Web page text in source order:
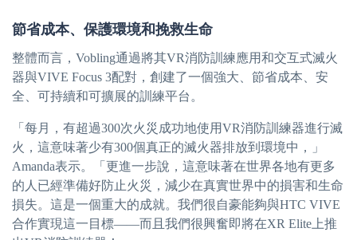
節省成本、保護環境和挽救生命
整體而言，Vobling通過將其VR消防訓練應用和交互式滅火
器與VIVE Focus 3配對，創建了一個強大、節省成本、安
全、可持續和可擴展的訓練平台。
「每月，有超過300次火災成功地使用VR消防訓練器進行滅
火，這意味著少有300個真正的滅火器排放到環境中，」
Amanda表示。「更進一步說，這意味著在世界各地有更多
的人已經準備好防止火災，減少在真實世界中的損害和生命
損失。這是一個重大的成就。我們很自豪能夠與HTC VIVE
合作實現這一目標——而且我們很興奮即將在XR Elite上推